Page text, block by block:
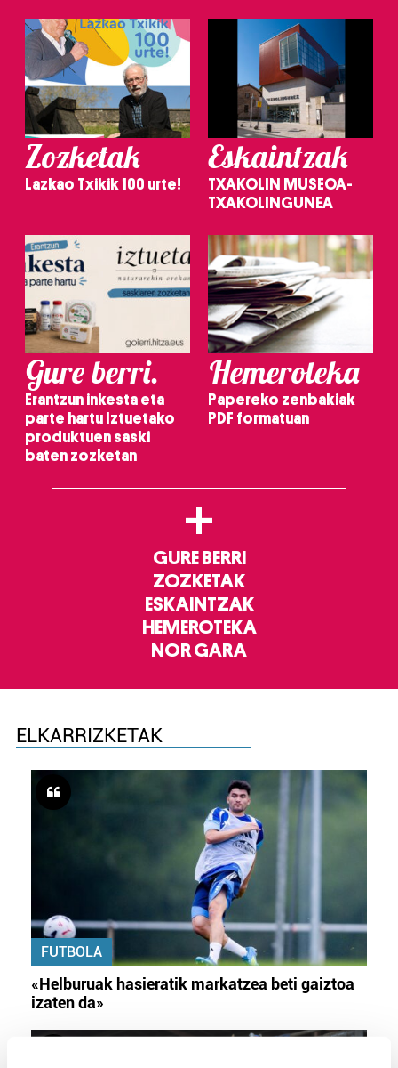
Zozketak
Lazkao Txikik 100 urte!
Eskaintzak
TXAKOLIN MUSEOA-
TXAKOLINGUNEA
Gure berri.
Erantzun inkesta eta
parte hartu Iztuetako
produktuen saski
baten zozketan
Hemeroteka
Papereko zenbakiak
PDF formatuan
+
GURE BERRI
ZOZKETAK
ESKAINTZAK
HEMEROTEKA
NOR GARA
ELKARRIZKETAK
FUTBOLA
«Helburuak hasieratik markatzea beti gaiztoa
izaten da»